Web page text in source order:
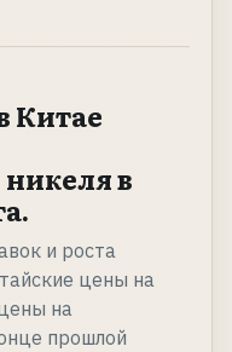
Китае
в
и роста
цены на
на
прошлой